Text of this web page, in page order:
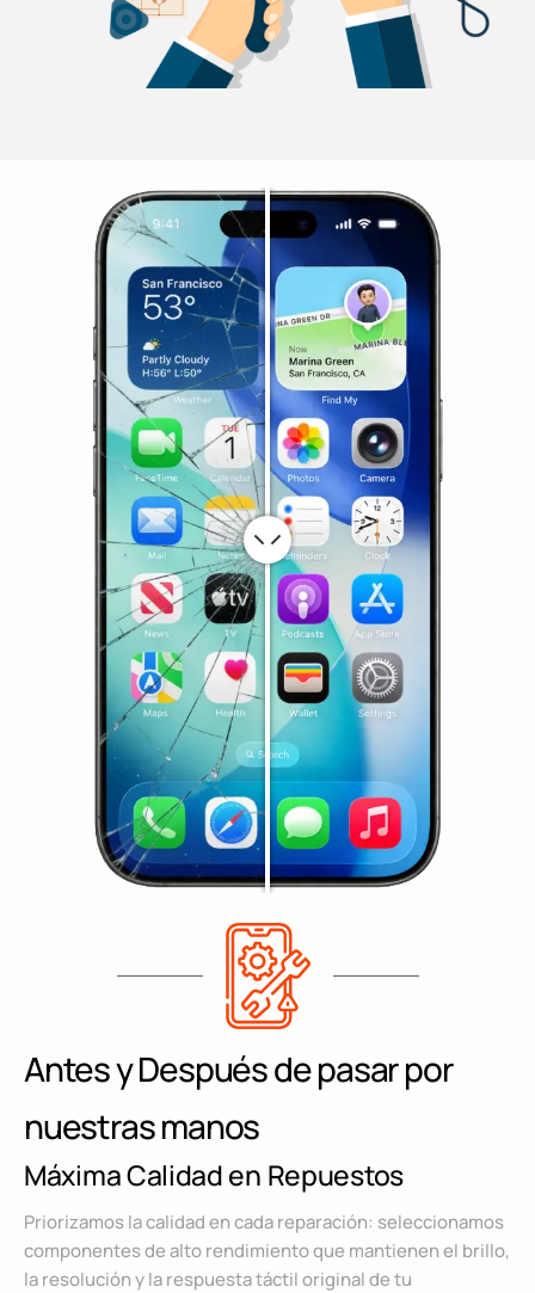
Antes y Después de pasar por
nuestras manos
Máxima Calidad en Repuestos
Priorizamos la calidad en cada reparación: seleccionamos
componentes de alto rendimiento que mantienen el brillo,
la resolución y la respuesta táctil original de tu